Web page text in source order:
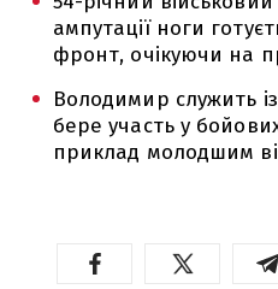
ампутації ноги
фронт, очікуючи на
Володимир служить
бере участь у
приклад молодшим